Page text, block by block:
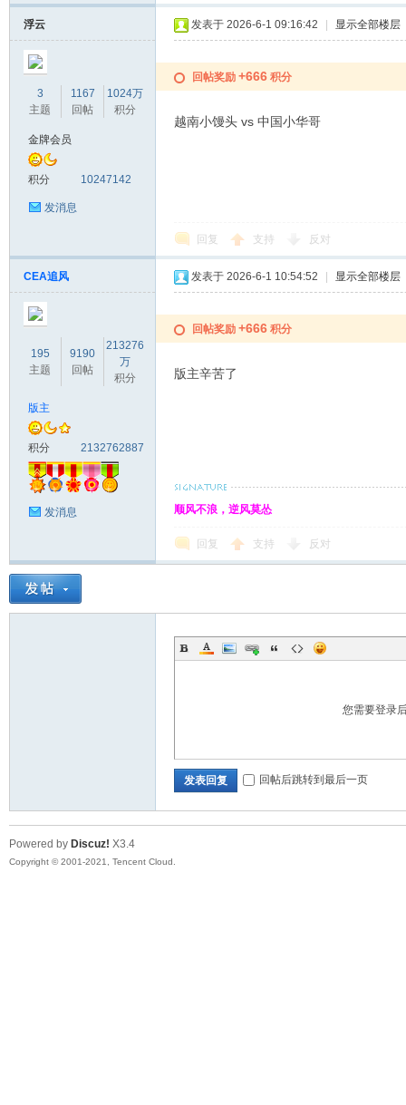
浮云
3
主题
1167
回帖
1024万
积分
金牌会员
积分 10247142
发消息
发表于 2026-6-1 09:16:42 显示全部楼层
回帖奖励 +666 积分
越南小馒头 vs 中国小华哥
回复 支持 反对
CEA追风
195
主题
9190
回帖
213276
万
积分
版主
积分 2132762887
发消息
发表于 2026-6-1 10:54:52 显示全部楼层
回帖奖励 +666 积分
版主辛苦了
顺风不浪，逆风莫怂
回复 支持 反对
您需要登录
发表回复 回帖后跳转到最后一页
Powered by Discuz! X3.4
Copyright © 2001-2021, Tencent Cloud.